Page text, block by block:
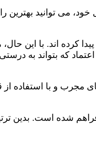
می توانید بهترین
کرده اند. با این
که بتواند به
مجرب و با استفاده
شده است. بدین